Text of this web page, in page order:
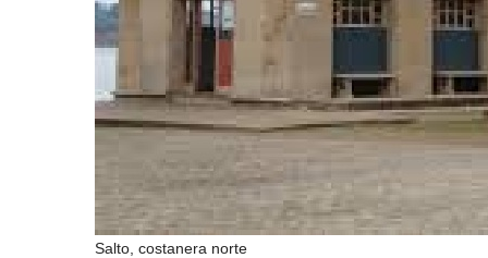
Salto, costanera norte